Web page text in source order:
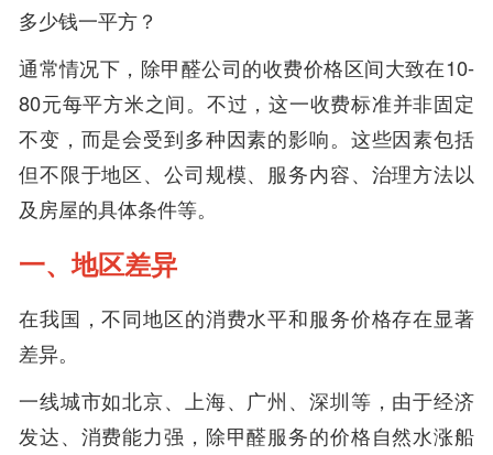
多少钱一平方？
通常情况下，除甲醛公司的收费价格区间大致在10-
80元每平方米之间。不过，这一收费标准并非固定
不变，而是会受到多种因素的影响。这些因素包括
但不限于地区、公司规模、服务内容、治理方法以
及房屋的具体条件等。
一、地区差异
在我国，不同地区的消费水平和服务价格存在显著
差异。
一线城市如北京、上海、广州、深圳等，由于经济
发达、消费能力强，除甲醛服务的价格自然水涨船